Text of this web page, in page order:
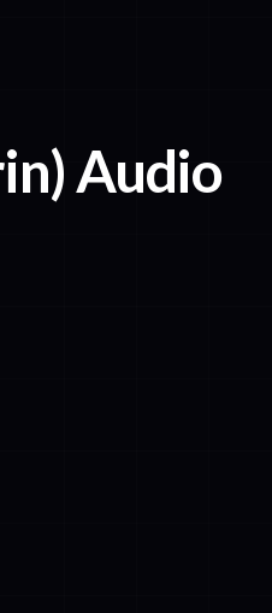
Audio